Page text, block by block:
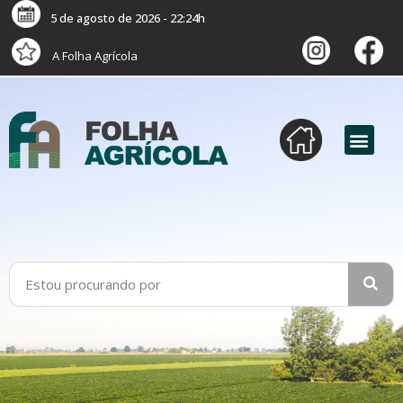
5 de agosto de 2026 - 22:24h
A Folha Agrícola